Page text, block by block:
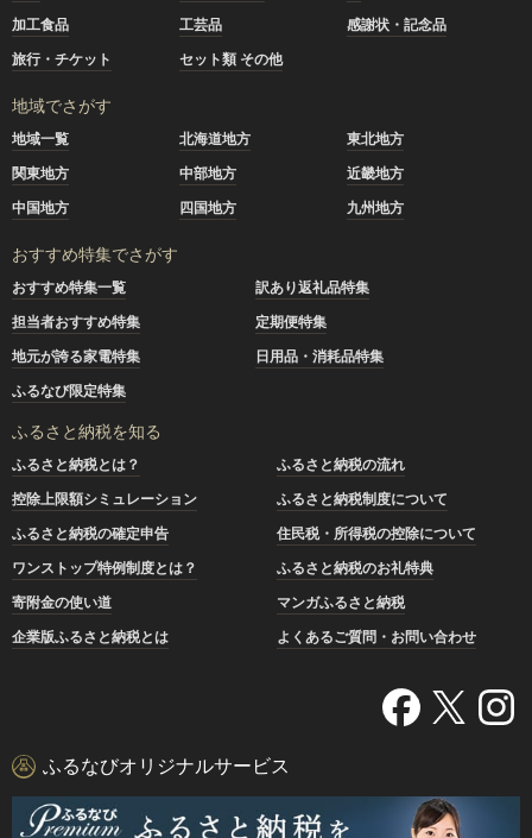
加工食品
工芸品
感謝状・記念品
旅行・チケット
セット類 その他
地域でさがす
地域一覧 北海道地方
東北地方
関東地方
中部地方
近畿地方
中国地方
四国地方 九州地方
おすすめ特集でさがす
おすすめ特集一覧
訳あり返礼品特集
担当者おすすめ特集
定期便特集
地元が誇る家電特集
日用品・消耗品特集
ふるなび限定特集
ふるさと納税を知る
ふるさと納税とは？
ふるさと納税の流れ
控除上限額シミュレーション
ふるさと納税制度について
ふるさと納税の確定申告
住民税・所得税の控除について
ワンストップ特例制度とは？
ふるさと納税のお礼特典
寄附金の使い道
マンガふるさと納税
企業版ふるさと納税とは
よくあるご質問・お問い合わせ
ふるなびオリジナルサービス